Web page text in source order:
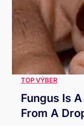
Fungus Is
From A